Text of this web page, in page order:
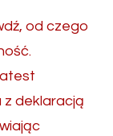
od czego
z deklaracją